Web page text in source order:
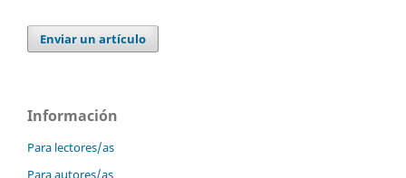
Enviar un artículo
Información
Para lectores/as
Para autores/as